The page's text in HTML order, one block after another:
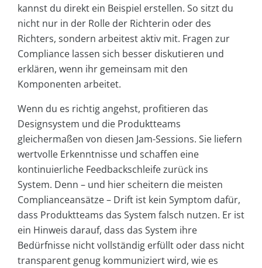
kannst du direkt ein Beispiel erstellen. So sitzt du
nicht nur in der Rolle der Richterin oder des
Richters, sondern arbeitest aktiv mit. Fragen zur
Compliance lassen sich besser diskutieren und
erklären, wenn ihr gemeinsam mit den
Komponenten arbeitet.
Wenn du es richtig angehst, profitieren das
Designsystem und die Produktteams
gleichermaßen von diesen Jam-Sessions. Sie liefern
wertvolle Erkenntnisse und schaffen eine
kontinuierliche Feedbackschleife zurück ins
System. Denn – und hier scheitern die meisten
Complianceansätze – Drift ist kein Symptom dafür,
dass Produktteams das System falsch nutzen. Er ist
ein Hinweis darauf, dass das System ihre
Bedürfnisse nicht vollständig erfüllt oder dass nicht
transparent genug kommuniziert wird, wie es